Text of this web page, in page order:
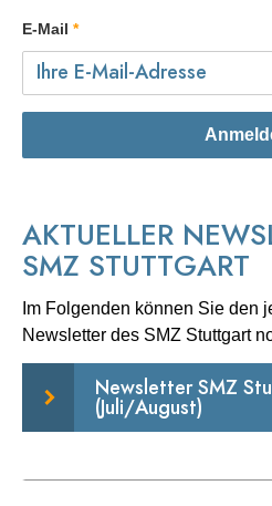
E-Mail
AKTUELLER
SMZ STUTTGART
Im Folgenden können Sie den
Newsletter des SMZ Stuttgart
Newsletter SMZ
(Juli/August)